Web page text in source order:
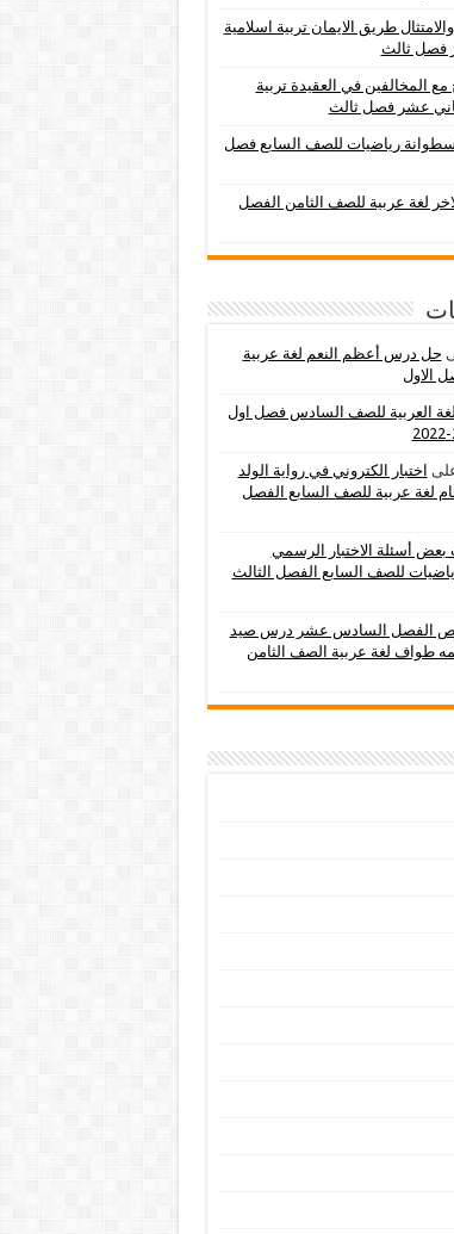
طريق الايمان تربية اسلامية
فصل ثالث
المخالفين في العقيدة تربية
عشر فصل ثالث
رياضيات للصف السابع فصل
لغة عربية للصف الثامن الفصل
حل درس أعظم النعم لغة عربية
الاول
العربية للصف السادس فصل اول
اختبار الكتروني في رواية الولد
لغة عربية للصف السابع الفصل
بعض أسئلة الاختبار الرسمي
للصف السابع الفصل الثالث
الفصل السادس عشر درس صيد
طواف لغة عربية الصف الثامن